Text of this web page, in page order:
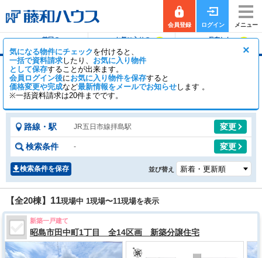
会員登録 ログイン メニュー
前回の
お気に入りの
保存した
×
気になる物件にチェックを付けると、
一括で資料請求したり、 お気に入り物件
として保存することが出来ます。
会員ログイン後にお気に入り物件を保存すると
価格変更や完成など最新情報をメールでお知らせします 。
※一括資料請求は20件までです。
拝島駅の新築一戸建て（分譲住宅・一軒家・建
売）
【全20棟】 一般公開18棟 会員公開
路線・駅 JR五日市線拝島駅 変更
検索条件 - 変更
検索条件を保存 並び替え
【全20棟】 11現場中 1現場〜11現場を表示
新築一戸建て
昭島市田中町1丁目 全14区画 新築分譲住宅